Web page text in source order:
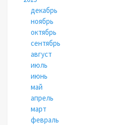
декабрь
ноябрь
октябрь
сентябрь
август
июль
июнь
май
апрель
март
февраль